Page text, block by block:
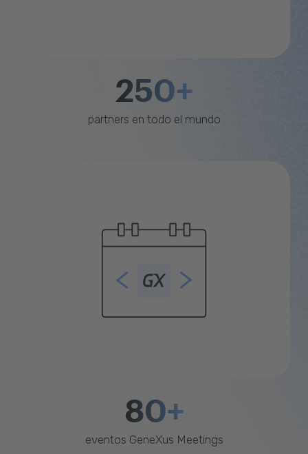
250+
partners en todo el mundo
80+
eventos GeneXus Meetings